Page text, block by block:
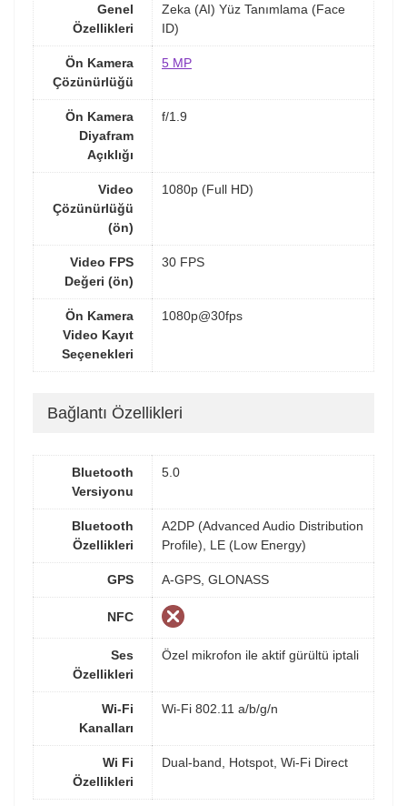
Genel
Özellikleri
Zeka (AI) Yüz Tanımlama (Face
ID)
Ön Kamera
Çözünürlüğü
5 MP
Ön Kamera
Diyafram
Açıklığı
f/1.9
Video
Çözünürlüğü
(ön)
1080p (Full HD)
Video FPS
Değeri (ön)
30 FPS
Ön Kamera
Video Kayıt
Seçenekleri
1080p@30fps
Bağlantı Özellikleri
Bluetooth
Versiyonu
5.0
Bluetooth
Özellikleri
A2DP (Advanced Audio Distribution
Profile), LE (Low Energy)
GPS A-GPS, GLONASS
NFC
Ses
Özellikleri
Özel mikrofon ile aktif gürültü iptali
Wi-Fi
Kanalları
Wi-Fi 802.11 a/b/g/n
Wi Fi
Özellikleri
Dual-band, Hotspot, Wi-Fi Direct